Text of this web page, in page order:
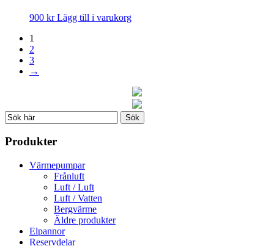
900 kr Lägg till i varukorg
1
2
3
→
Produkter
Värmepumpar
Frånluft
Luft / Luft
Luft / Vatten
Bergvärme
Äldre produkter
Elpannor
Reservdelar